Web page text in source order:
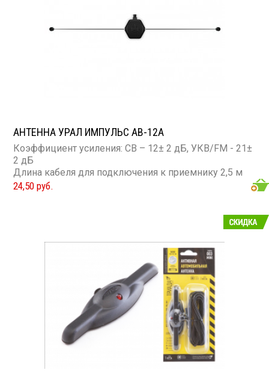
АНТЕННА УРАЛ ИМПУЛЬС AB-12A
Коэффициент усиления: СВ – 12± 2 дБ, УКВ/FM - 21±
2 дБ
Длина кабеля для подключения к приемнику 2,5 м
24,50 руб.